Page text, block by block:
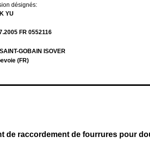
désignés:
YU
FR 0552116
SAINT-GOBAIN ISOVER
(FR)
de raccordement de fourrures pour